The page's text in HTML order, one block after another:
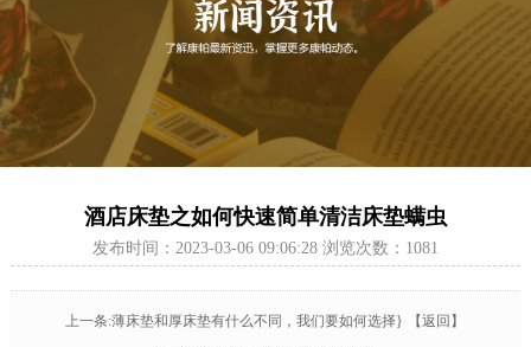
酒店床垫之如何快速简单清洁床垫螨虫
发布时间：2023-03-06 09:06:28 浏览次数：1081
上一条:薄床垫和厚床垫有什么不同，我们要如何选择} 【返回】